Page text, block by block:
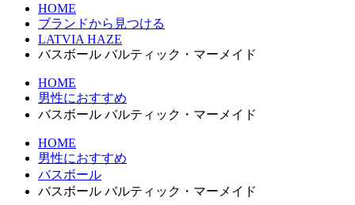
HOME
ブランドから見つける
LATVIA HAZE
バスボール バルティック・マーメイド
HOME
男性におすすめ
バスボール バルティック・マーメイド
HOME
男性におすすめ
バスボール
バスボール バルティック・マーメイド